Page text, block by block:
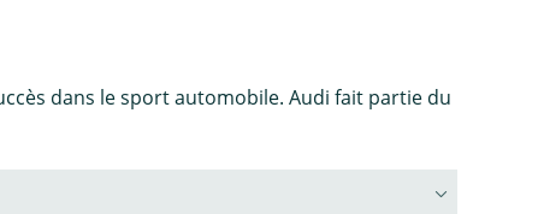
dans le sport automobile. Audi fait partie du